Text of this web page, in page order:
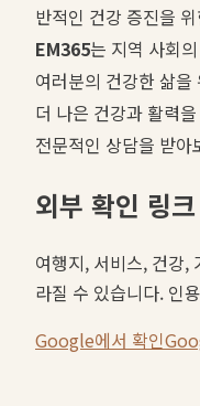
반적인 건강 증진을
EM365는 지역 사회
여러분의 건강한 삶
더 나은 건강과 활력
전문적인 상담을 받아
외부 확인 링크
여행지, 서비스, 건강,
라질 수 있습니다. 인
Google에서 확인